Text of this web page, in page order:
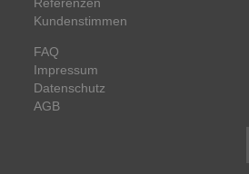
Kundenstimmen
FAQ
Impressum
Datenschutz
AGB